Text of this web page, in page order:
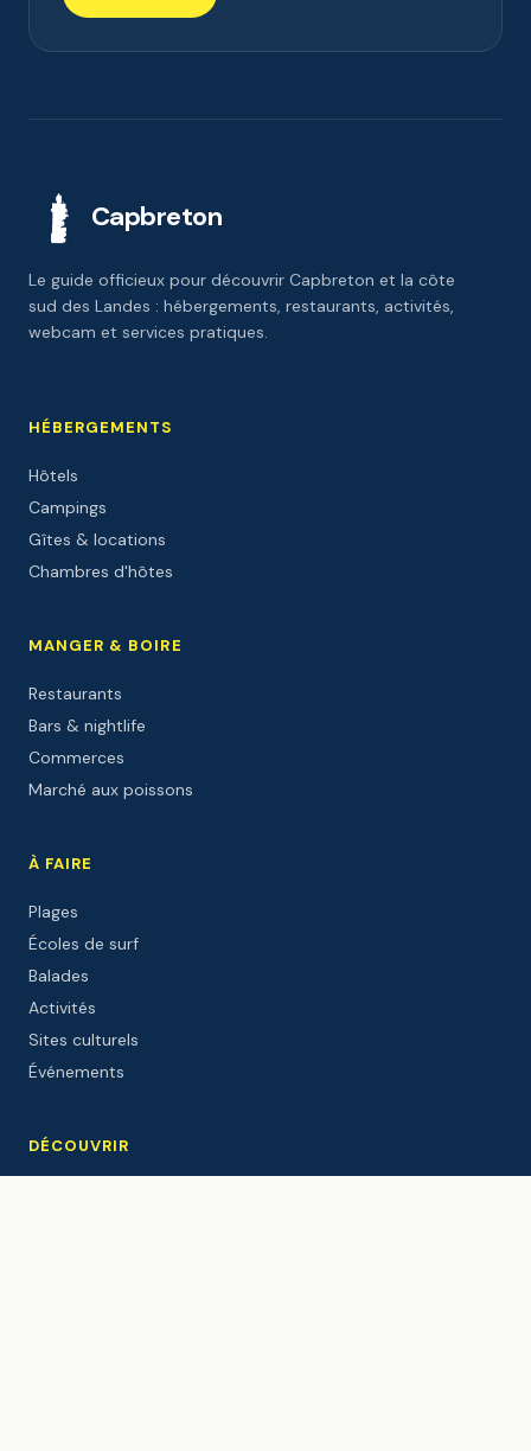
Capbreton
Le guide officieux pour découvrir Capbreton et la côte
sud des Landes : hébergements, restaurants, activités,
webcam et services pratiques.
HÉBERGEMENTS
Hôtels
Campings
Gîtes & locations
Chambres d'hôtes
MANGER & BOIRE
Restaurants
Bars & nightlife
Commerces
Marché aux poissons
À FAIRE
Plages
Écoles de surf
Balades
Activités
Sites culturels
Événements
DÉCOUVRIR